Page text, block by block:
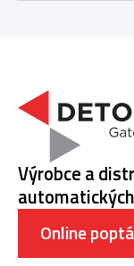
Výrobce a
Online